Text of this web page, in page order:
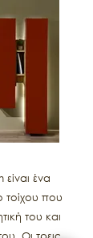
είναι ένα
τοίχου που
του και